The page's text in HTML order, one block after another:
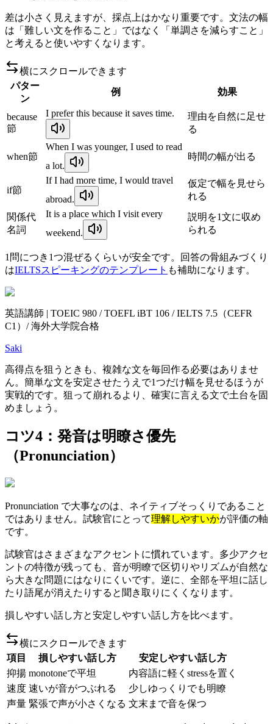
差は小さく見えますが、採点上はかなり重要です。文法の幅
は「難しい文を作ること」ではなく「単調さを減らすこと」
と考えると使いやすくなります。
横にスクロールできます
パター
ン
例 効果
because
節
I prefer this because it saves time.
理由を自然に足せ
る
when節
When I was younger, I used to read
a lot.
時間の幅が出る
if節
If I had more time, I would travel
abroad.
仮定で幅を見せら
れる
関係代
名詞
It is a place which I visit every
weekend.
説明を1文に収め
られる
1問につき1つ混ぜるくらいが安全です。回答の骨組みづくり
はIELTSスピーキングのテンプレート も補助になります。
英語講師 | TOEIC 980 / TOEFL iBT 106 / IELTS 7.5（CEFR
C1）/ 海外大学院合格
Saki
高得点を狙うときも、複雑な文を毎回作る必要はありませ
ん。簡単な文を安定させたうえで1つだけ幅を見せるほうが
実戦的です。狙って崩れるより、確実に言える文で土台を固
めましょう。
コツ4：発音は明瞭さ優先
（Pronunciation）
Pronunciation で大事なのは、ネイティブそっくりであること
ではありません。試験官にとって理解しやすいかが評価の軸
です。
試験官はさまざまなアクセントに慣れています。多少アクセ
ントの特徴が残っても、音が明瞭で区切りやリズムが自然な
ら大きな問題にはなりにくいです。逆に、全部を平坦に話し
たり語尾が消えたりすると聞き取りにくくなります。
損しやすい話し方と安定しやすい話し方を比べます。
横にスクロールできます
項目
損しやすい話し方
安定しやすい話し方
抑揚 monotoneで平坦
内容語に軽くstressを置く
速度 速いが音がつぶれる
少しゆっくりでも明瞭
声量 緊張で声が小さくなる 文末まで音を保つ